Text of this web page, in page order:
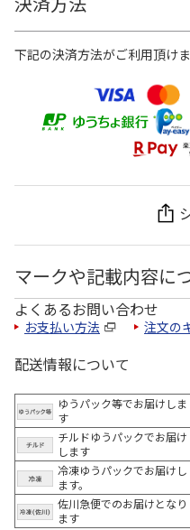
下記の決済方法がご利用頂けま
マークや記載内容に
よくあるお問い合わせ
お支払い方法 注文の
配送情報について
ゆうパック等でお届けしま
す
チルドゆうパックでお届け
します
冷凍ゆうパックでお届けし
ます。
佐川急便でのお届けとなり
ます